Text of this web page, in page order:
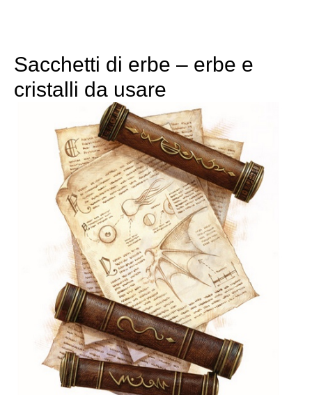
Sacchetti di erbe – erbe e
cristalli da usare